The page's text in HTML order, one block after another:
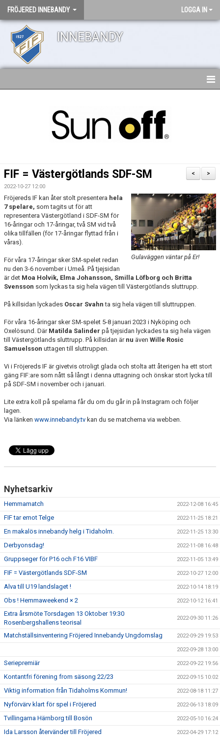
FRÖJERED INNEBANDY LOGGA IN
INNEBANDY
>
<
FIF = Västergötlands SDF-SM
2022-10-27 12:00
Gulaväggen väntar på Er!
Fröjereds IF kan åter stolt presentera hela
7 spelare, som tagits ut för att
representera Västergötland i SDF-SM för
16-åringar och 17-åringar, två SM vid två
olika tillfällen (för 17-åringar flyttad från i
våras).
För våra 17-åringar sker SM-spelet redan
nu den 3-6 november i Umeå. På tjejsidan
är det Moa Holvik, Elma Johansson, Smilla Löfborg och Britta
Svensson som lyckas ta sig hela vägen till Västergötlands sluttrupp.
På killsidan lyckades Oscar Svahn ta sig hela vägen till sluttruppen.
För våra 16-åringar sker SM-spelet 5-8 januari 2023 i Nyköping och
Oxelösund. Där Matilda Salinder på tjejsidan lyckades ta sig hela vägen
till Västergötlands sluttrupp. På killsidan är nu även Wille Rosic
Samuelsson uttagen till sluttruppen.
Vi i Fröjereds IF är givetvis otroligt glada och stolta att återigen ha ett stort
gäng FIF:are som nått så långt i denna uttagning och önskar stort lycka till
på SDF-SM i november och i januari.
Lite extra koll på spelarna får du om du går in på Instagram och följer
lagen.
Via länken www.innebandy.tv kan du se matcherna via webben.
Nyhetsarkiv
Hemmamatch 2022-12-08 16:45
FIF tar emot Telge 2022-11-25 18:21
En makalös innebandy helg i Tidaholm. 2022-11-25 13:30
Derbyonsdag! 2022-11-08 16:48
Gruppseger för P16 och F16 VIBF 2022-11-05 13:49
FIF = Västergötlands SDF-SM 2022-10-27 12:00
Alva till U19 landslaget ! 2022-10-14 18:19
Obs ! Hemmaweekend × 2 2022-10-12 16:41
Extra årsmöte Torsdagen 13 Oktober 19:30
Rosenbergshallens teorisal
2022-09-30 11:26
Matchställsinventering Fröjered Innebandy Ungdomslag 2022-09-29 19:53
2022-09-28 13:00
Seriepremiär 2022-09-22 19:56
Kontantfri förening from säsong 22/23 2022-09-15 10:02
Viktig information från Tidaholms Kommun! 2022-08-18 11:27
Nyförvärv klart för spel i Fröjered 2022-06-13 18:09
Tvillingarna Härnborg till Bosön 2022-05-10 16:24
Ida Larsson återvänder till Fröjered 2022-04-29 17:12